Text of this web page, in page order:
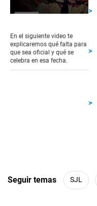
of
1
minute,
5
En el siguiente video te
explicaremos qué falta para
que sea oficial y qué se
celebra en esa fecha.
Seguir temas SJL